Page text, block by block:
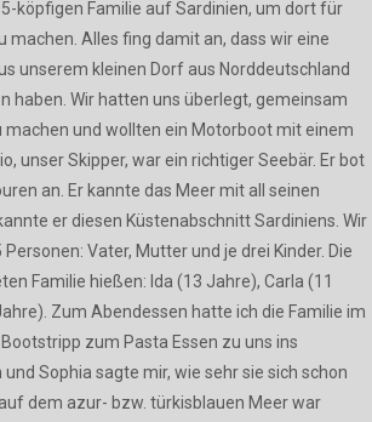
köpfigen Familie auf Sardinien, um dort für
machen. Alles fing damit an, dass wir eine
unserem kleinen Dorf aus Norddeutschland
haben. Wir hatten uns überlegt, gemeinsam
machen und wollten ein Motorboot mit einem
unser Skipper, war ein richtiger Seebär. Er bot
an. Er kannte das Meer mit all seinen
er diesen Küstenabschnitt Sardiniens. Wir
Vater, Mutter und je drei Kinder. Die
Familie hießen: Ida (13 Jahre), Carla (11
Zum Abendessen hatte ich die Familie im
zum Pasta Essen zu uns ins
Sophia sagte mir, wie sehr sie sich schon
dem azur- bzw. türkisblauen Meer war